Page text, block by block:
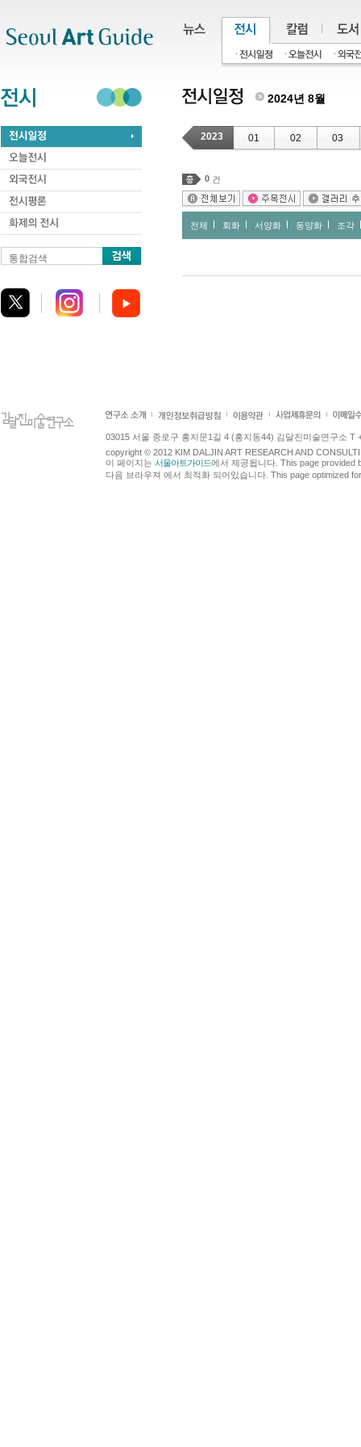
통합검색
2024년 8월
2023 01 02 03
0 건
전체 회화 서양화 동양화 조각
03015 서울 종로구 홍지문1길 4 (홍지동44) 김달진미술연구소 T
copyright © 2012 KIM DALJIN ART RESEARCH AND
이 페이지는 서울아트가이드에서 제공됩니다. This page provided
다음 브라우져 에서 최적화 되어있습니다. This page optimized